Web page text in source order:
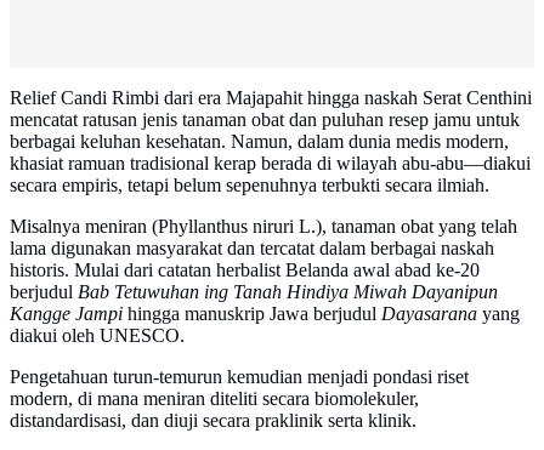
Relief Candi Rimbi dari era Majapahit hingga naskah Serat Centhini
mencatat ratusan jenis tanaman obat dan puluhan resep jamu untuk
berbagai keluhan kesehatan. Namun, dalam dunia medis modern,
khasiat ramuan tradisional kerap berada di wilayah abu-abu—diakui
secara empiris, tetapi belum sepenuhnya terbukti secara ilmiah.
Misalnya meniran (Phyllanthus niruri L.), tanaman obat yang telah
lama digunakan masyarakat dan tercatat dalam berbagai naskah
historis. Mulai dari catatan herbalist Belanda awal abad ke-20
berjudul Bab Tetuwuhan ing Tanah Hindiya Miwah Dayanipun
Kangge Jampi hingga manuskrip Jawa berjudul Dayasarana yang
diakui oleh UNESCO.
Pengetahuan turun-temurun kemudian menjadi pondasi riset
modern, di mana meniran diteliti secara biomolekuler,
distandardisasi, dan diuji secara praklinik serta klinik.